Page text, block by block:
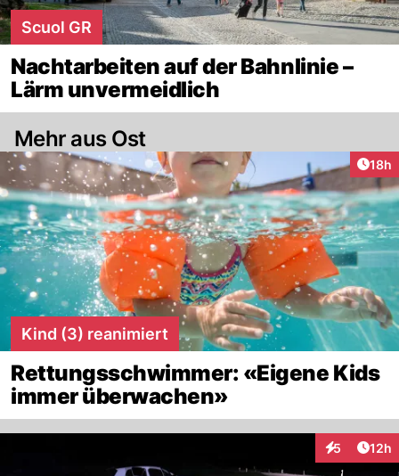
Scuol GR
Nachtarbeiten auf der Bahnlinie –
Lärm unvermeidlich
Mehr aus Ost
18h
Kind (3) reanimiert
Rettungsschwimmer: «Eigene Kids
immer überwachen»
5
Interaktionen
12h